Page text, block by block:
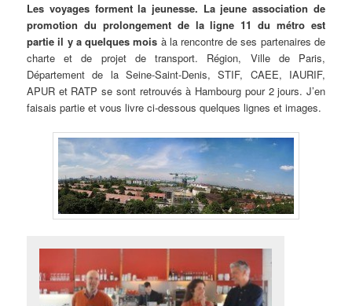
Les voyages forment la jeunesse. La jeune association de
promotion du prolongement de la ligne 11 du métro est
partieil y a quelques mois à la rencontre de ses partenaires de
charte et de projet de transport. Région, Ville de Paris,
Département de la Seine-Saint-Denis, STIF, CAEE, IAURIF,
APUR et RATP se sont retrouvés à Hambourg pour 2 jours. J’en
faisais partie et vous livre ci-dessous quelques lignes et images.